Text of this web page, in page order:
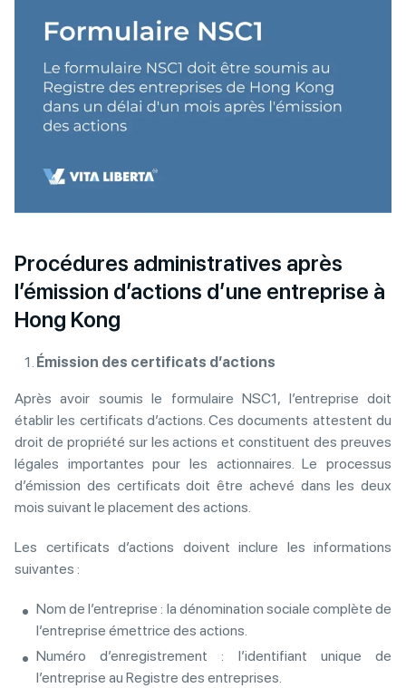
Procédures administratives après
l’émission d’actions d’une entreprise à
Hong Kong
Émission des certificats d’actions
Après avoir soumis le formulaire NSC1, l’entreprise doit
établir les certificats d’actions. Ces documents attestent du
droit de propriété sur les actions et constituent des preuves
légales importantes pour les actionnaires. Le processus
d’émission des certificats doit être achevé dans les deux
mois suivant le placement des actions.
Les certificats d’actions doivent inclure les informations
suivantes :
Nom de l’entreprise : la dénomination sociale complète de
l’entreprise émettrice des actions.
Numéro d’enregistrement : l’identifiant unique de
l’entreprise au Registre des entreprises.